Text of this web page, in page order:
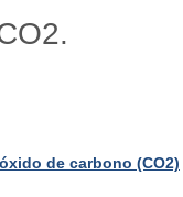
de carbono (CO2)